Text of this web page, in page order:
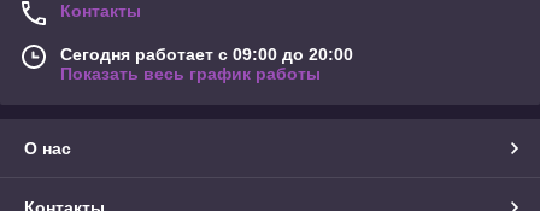
Контакты
Сегодня работает с 09:00 до 20:00
Показать весь график работы
О нас